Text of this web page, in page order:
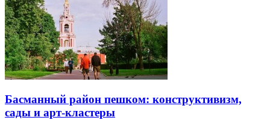
Басманный район пешком: конструктивизм,
сады и арт-кластеры